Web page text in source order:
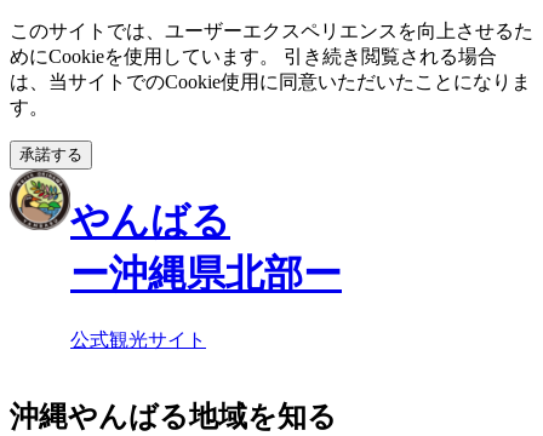
このサイトでは、ユーザーエクスペリエンスを向上させるた
めにCookieを使用しています。 引き続き閲覧される場合
は、当サイトでのCookie使用に同意いただいたことになりま
す。
承諾する
やんばる
ー沖縄県北部ー
公式観光サイト
沖縄やんばる地域を知る